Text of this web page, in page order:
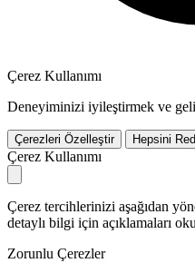
Çerez Kullanımı
Deneyiminizi iyileştirmek ve
Çerezleri Özelleştir Hepsini
Çerez Kullanımı
Çerez tercihlerinizi aşağıdan
detaylı bilgi için açıklamaları
Zorunlu Çerezler